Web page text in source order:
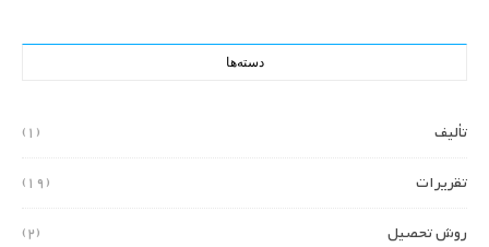
دسته‌ها
تألیف
(1)
تقریرات
(19)
روش تحصیل
(2)